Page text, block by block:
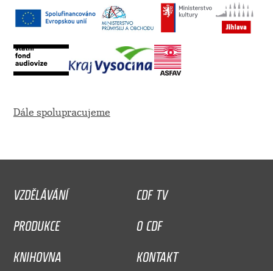
Dále spolupracujeme
VZDĚLÁVÁNÍ
CDF TV
PRODUKCE
O CDF
KNIHOVNA
KONTAKT